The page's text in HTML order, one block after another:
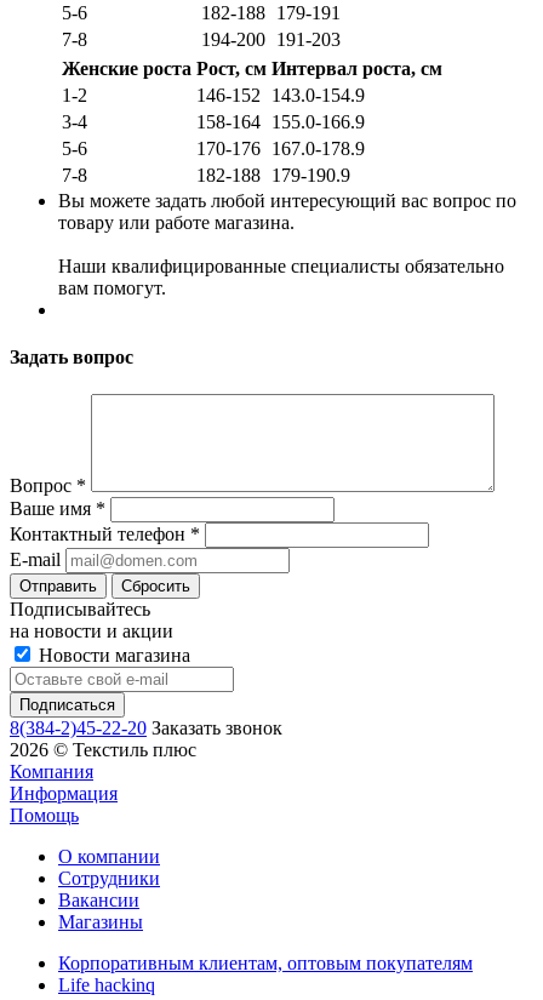
5-6
182-188 179-191
7-8
194-200 191-203
Женские роста Рост, см Интервал роста, см
1-2
146-152
143.0-154.9
3-4
158-164 155.0-166.9
5-6
170-176 167.0-178.9
7-8
182-188 179-190.9
Вы можете задать любой интересующий вас вопрос по
товару или работе магазина.
Наши квалифицированные специалисты обязательно
вам помогут.
Задать вопрос
Вопрос *
Ваше имя *
Контактный телефон *
E-mail
Сбросить
Подписывайтесь
на новости и акции
Новости магазина
8(384-2)45-22-20 Заказать звонок
2026 © Текстиль плюс
Компания
Информация
Помощь
О компании
Сотрудники
Вакансии
Магазины
Корпоративным клиентам, оптовым покупателям
Life hackinq